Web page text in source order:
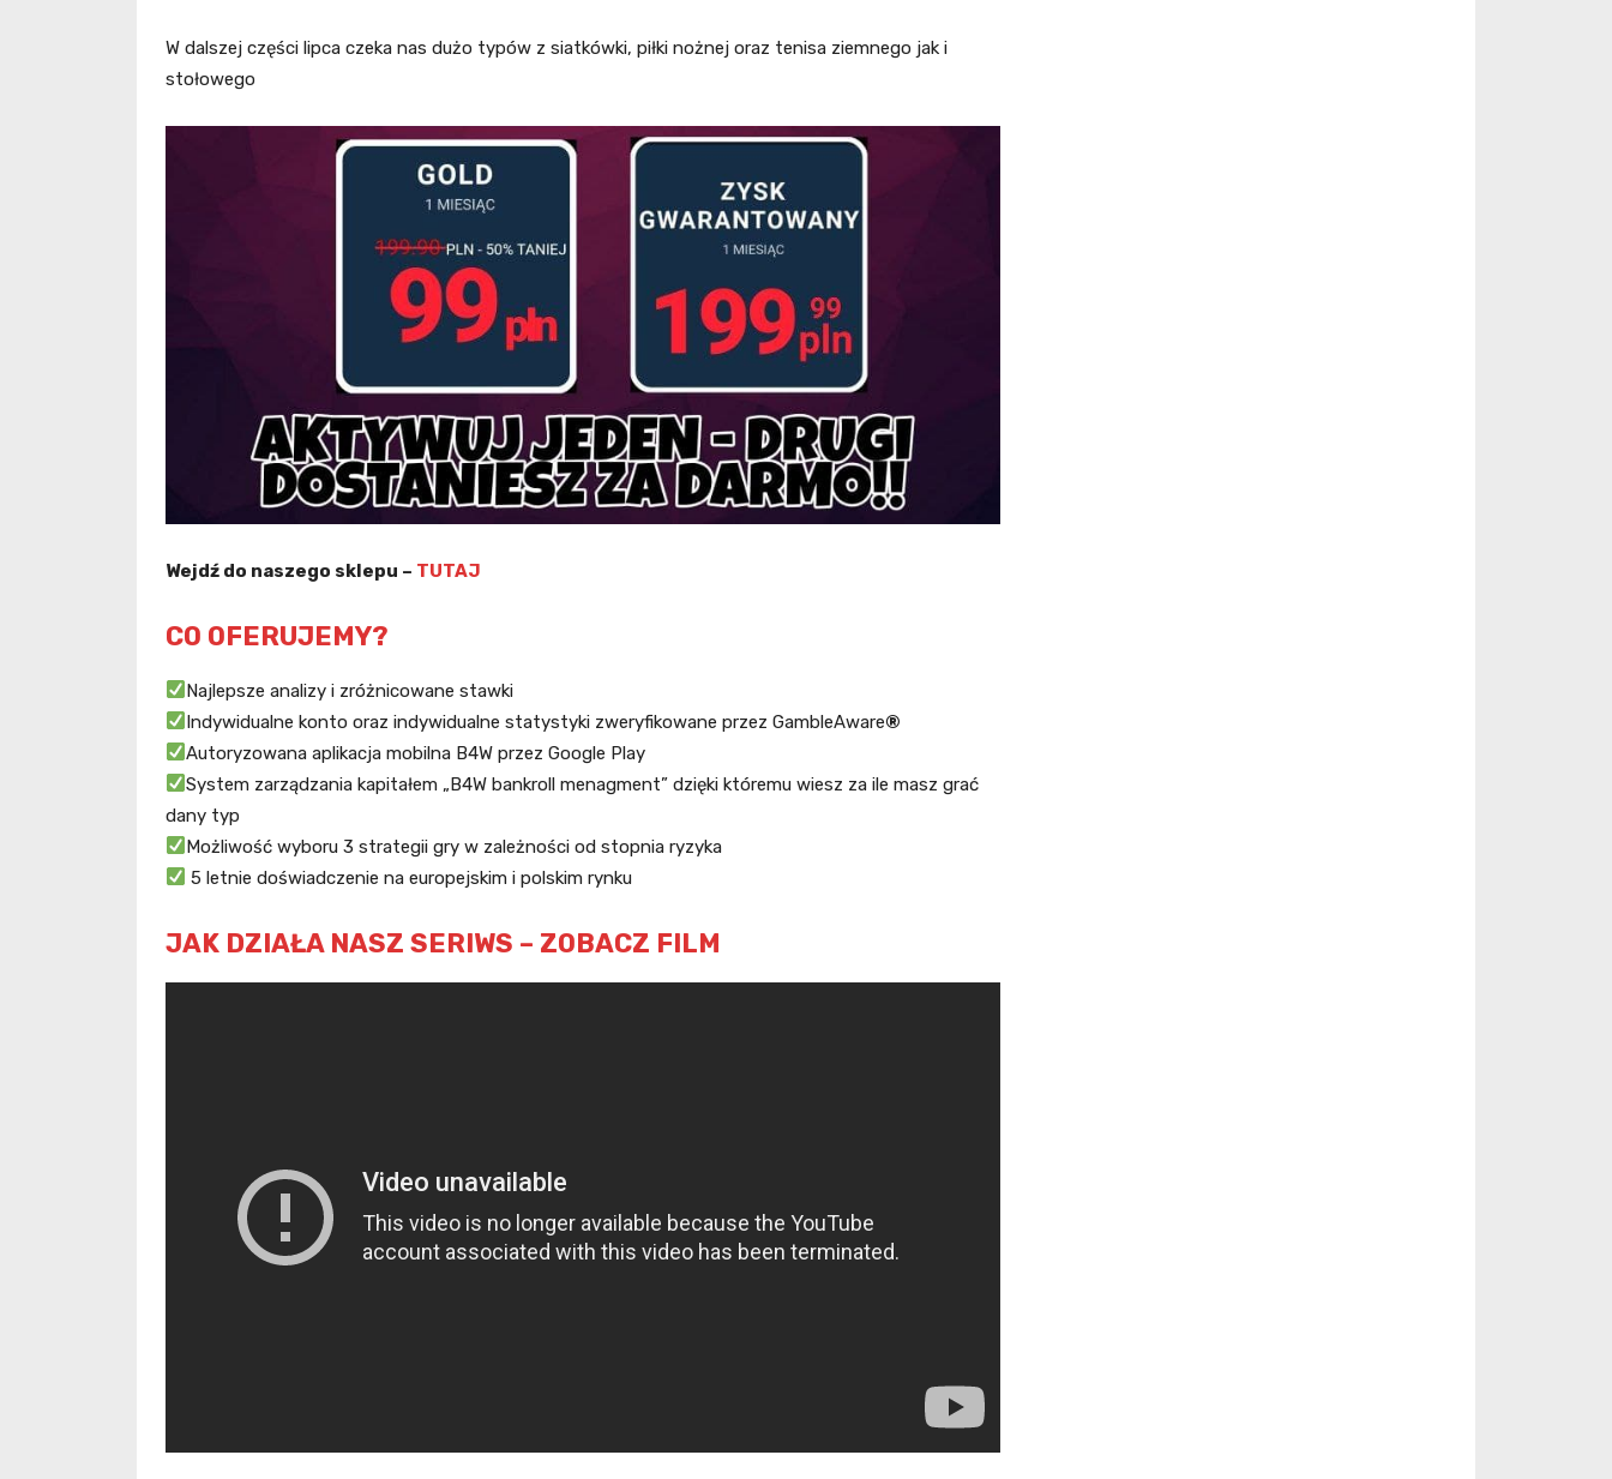
W dalszej części lipca czeka nas dużo typów z siatkówki, piłki nożnej oraz tenisa ziemnego jak i
stołowego
Wejdź do naszego sklepu – TUTAJ
CO OFERUJEMY?
Najlepsze analizy i zróżnicowane stawki
Indywidualne konto oraz indywidualne statystyki zweryfikowane przez GambleAware®
Autoryzowana aplikacja mobilna B4W przez Google Play
System zarządzania kapitałem „B4W bankroll menagment” dzięki któremu wiesz za ile masz grać
dany typ
Możliwość wyboru 3 strategii gry w zależności od stopnia ryzyka
5 letnie doświadczenie na europejskim i polskim rynku
JAK DZIAŁA NASZ SERIWS – ZOBACZ FILM